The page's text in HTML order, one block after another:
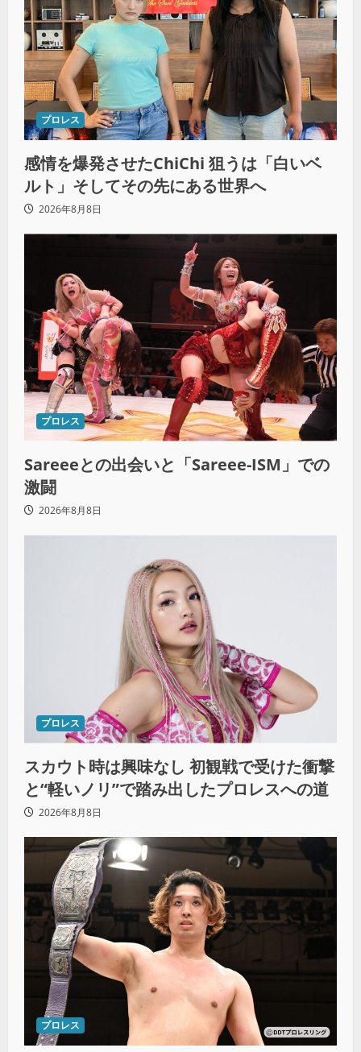
プロレス
感情を爆発させたChiChi 狙うは「白いベ
ルト」そしてその先にある世界へ
2026年8月8日
プロレス
Sareeeとの出会いと「Sareee-ISM」での
激闘
2026年8月8日
プロレス
スカウト時は興味なし 初観戦で受けた衝撃
と“軽いノリ”で踏み出したプロレスへの道
2026年8月8日
プロレス